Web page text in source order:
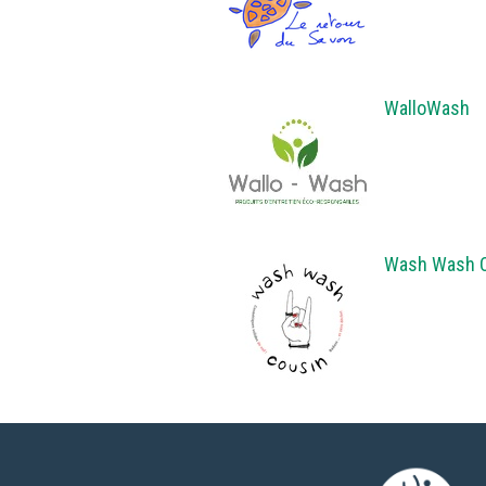
WalloWash
Wash Wash